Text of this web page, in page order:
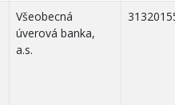
Všeobecná
úverová banka,
a.s.